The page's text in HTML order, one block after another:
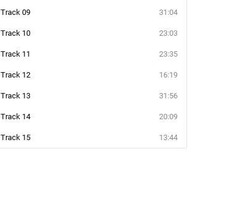
31:04
Track 09
23:03
Track 10
23:35
Track 11
16:19
Track 12
31:56
Track 13
20:09
Track 14
13:44
Track 15